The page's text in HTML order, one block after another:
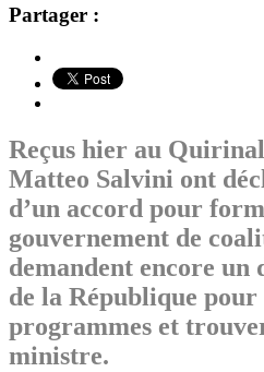
Partager :
Reçus hier au
Matteo Salvini ont
d’un accord pour
gouvernement de
demandent encore un
de la République
programmes et
ministre.